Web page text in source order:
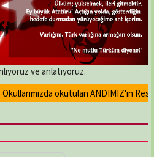
ve anlatıyoruz.
okutulan ANDIMIZ'ın